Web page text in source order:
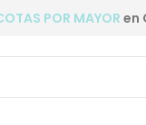
POR MAYOR en